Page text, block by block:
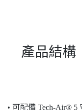
產品結構
• 可配備 Tech-Air® 5